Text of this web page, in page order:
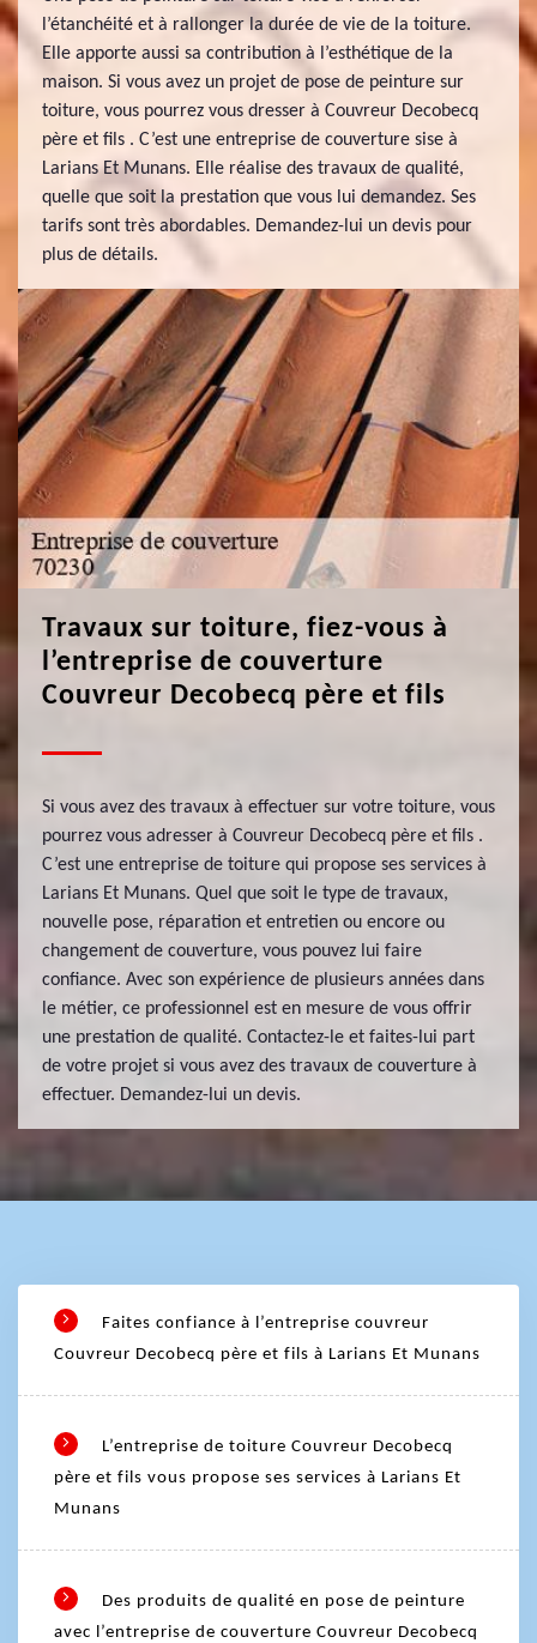
l’étanchéité et à rallonger la durée de vie de la toiture.
Elle apporte aussi sa contribution à l’esthétique de la
maison. Si vous avez un projet de pose de peinture sur
toiture, vous pourrez vous dresser à Couvreur Decobecq
père et fils . C’est une entreprise de couverture sise à
Larians Et Munans. Elle réalise des travaux de qualité,
quelle que soit la prestation que vous lui demandez. Ses
tarifs sont très abordables. Demandez-lui un devis pour
plus de détails.
Travaux sur toiture, fiez-vous à
l’entreprise de couverture
Couvreur Decobecq père et fils
Si vous avez des travaux à effectuer sur votre toiture, vous
pourrez vous adresser à Couvreur Decobecq père et fils .
C’est une entreprise de toiture qui propose ses services à
Larians Et Munans. Quel que soit le type de travaux,
nouvelle pose, réparation et entretien ou encore ou
changement de couverture, vous pouvez lui faire
confiance. Avec son expérience de plusieurs années dans
le métier, ce professionnel est en mesure de vous offrir
une prestation de qualité. Contactez-le et faites-lui part
de votre projet si vous avez des travaux de couverture à
effectuer. Demandez-lui un devis.
Faites confiance à l’entreprise couvreur
Couvreur Decobecq père et fils à Larians Et Munans
L’entreprise de toiture Couvreur Decobecq
père et fils vous propose ses services à Larians Et
Munans
Des produits de qualité en pose de peinture
avec l’entreprise de couverture Couvreur Decobecq